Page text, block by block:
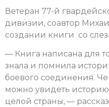
Ветеран 77-й
дивизии, соавтор
создании книги со
— Книга написана для
знала и помнила
боевого соединения.
можно увидеть
целой страны, —